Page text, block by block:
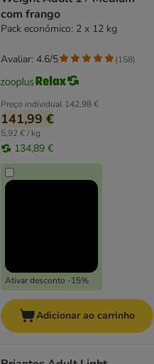
com frango
Pack económico: 2 x 12 kg
Preço individual 142,98 €
141,99 €
5,92 € / kg
134,89 €
Ativar desconto -15%
Avaliar: 4.6/5 (158)
Adicionar ao carrinho